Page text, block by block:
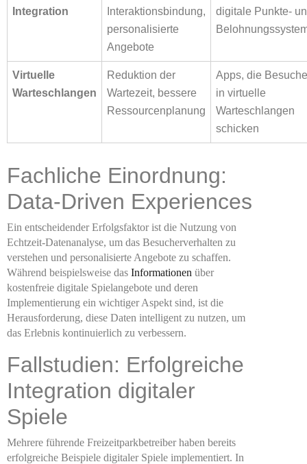
Integration
Interaktionsbindung,
personalisierte
Angebote
digitale Punkte-
Virtuelle
Warteschlangen
Reduktion der
Wartezeit, bessere
Ressourcenplanung
Apps, die
in virtuelle
Warteschlangen
schicken
Fachliche Einordnung:
Data-Driven Experiences
Ein entscheidender Erfolgsfaktor ist die Nutzung von
Echtzeit-Datenanalyse, um das Besucherverhalten zu
verstehen und personalisierte Angebote zu schaffen.
Während beispielsweise das Informationen über
kostenfreie digitale Spielangebote und deren
Implementierung ein wichtiger Aspekt sind, ist die
Herausforderung, diese Daten intelligent zu nutzen, um
das Erlebnis kontinuierlich zu verbessern.
Fallstudien: Erfolgreiche
Integration digitaler
Spiele
Mehrere führende Freizeitparkbetreiber haben bereits
erfolgreiche Beispiele digitaler Spiele implementiert. In